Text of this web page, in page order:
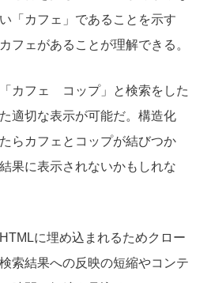
「カフェ」であることを示す
フェがあることが理解できる。
カフェ コップ」と検索をした
適切な表示が可能だ。構造化
らカフェとコップが結びつか
果に表示されないかもしれな
HTMLに埋め込まれるためクロー
索結果への反映の短縮やコンテ